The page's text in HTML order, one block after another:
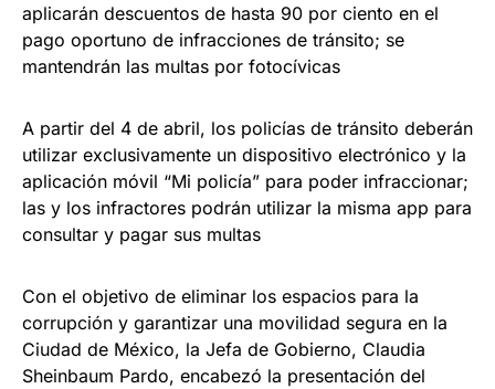
aplicarán descuentos de hasta 90 por ciento en el
pago oportuno de infracciones de tránsito; se
mantendrán las multas por fotocívicas
A partir del 4 de abril, los policías de tránsito deberán
utilizar exclusivamente un dispositivo electrónico y la
aplicación móvil “Mi policía” para poder infraccionar;
las y los infractores podrán utilizar la misma app para
consultar y pagar sus multas
Con el objetivo de eliminar los espacios para la
corrupción y garantizar una movilidad segura en la
Ciudad de México, la Jefa de Gobierno, Claudia
Sheinbaum Pardo, encabezó la presentación del